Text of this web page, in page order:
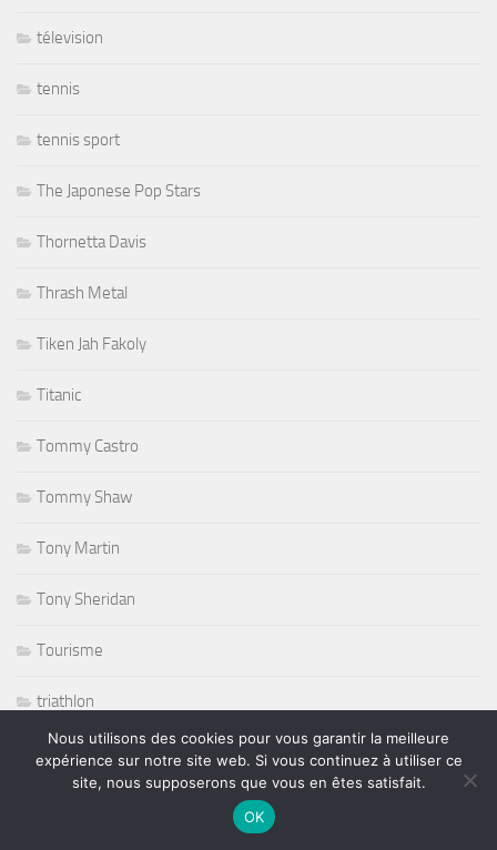
télevision
tennis
tennis sport
The Japonese Pop Stars
Thornetta Davis
Thrash Metal
Tiken Jah Fakoly
Titanic
Tommy Castro
Tommy Shaw
Tony Martin
Tony Sheridan
Tourisme
triathlon
ufc
Nous utilisons des cookies pour vous garantir la meilleure
expérience sur notre site web. Si vous continuez à utiliser ce
site, nous supposerons que vous en êtes satisfait.
OK